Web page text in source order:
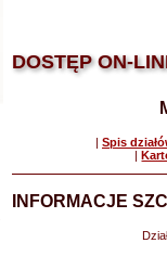
DOSTĘP ON-
| Spis
|
INFORMACJE